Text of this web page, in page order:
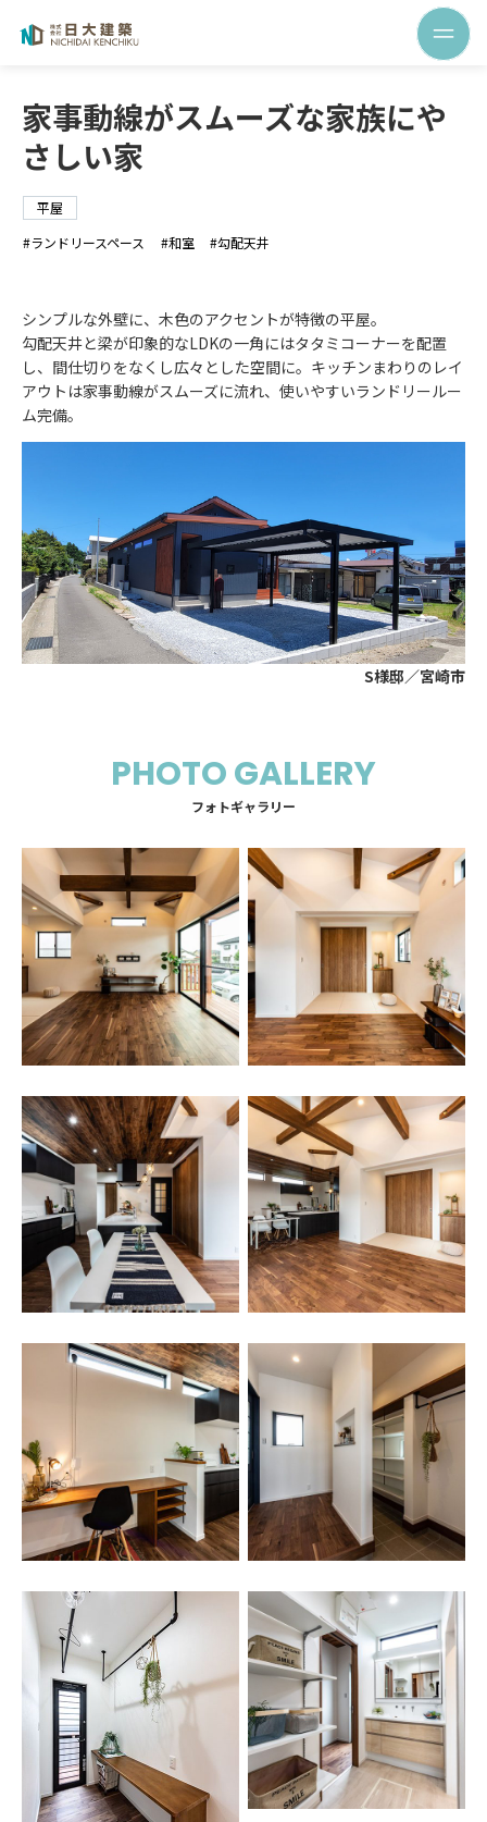
家事動線がスムーズな家族にや
さしい家
平屋
ランドリースペース
和室 勾配天井
シンプルな外壁に、木色のアクセントが特徴の平屋。
勾配天井と梁が印象的なLDKの一角にはタタミコーナーを配置
し、間仕切りをなくし広々とした空間に。キッチンまわりのレイ
アウトは家事動線がスムーズに流れ、使いやすいランドリールー
ム完備。
S様邸／宮崎市
PHOTO GALLERY
フォトギャラリー